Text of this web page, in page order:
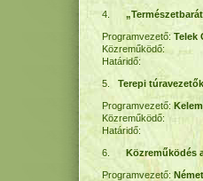
4.
Programvezető:Telek
Közreműködő:
Határidő:
5. Terepi
Programvezető:
Közreműködő:
Határidő:
6. Közreműködés
Programvezető: